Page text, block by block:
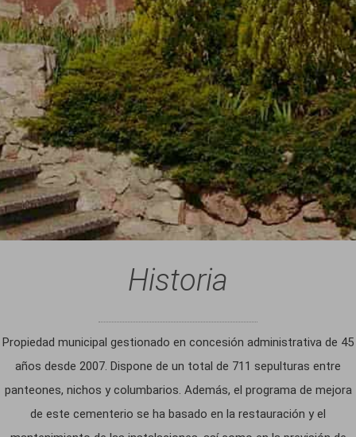
Historia
Propiedad municipal gestionado en concesión administrativa de 45
años desde 2007. Dispone de un total de 711 sepulturas entre
panteones, nichos y columbarios. Además, el programa de mejora
de este cementerio se ha basado en la restauración y el